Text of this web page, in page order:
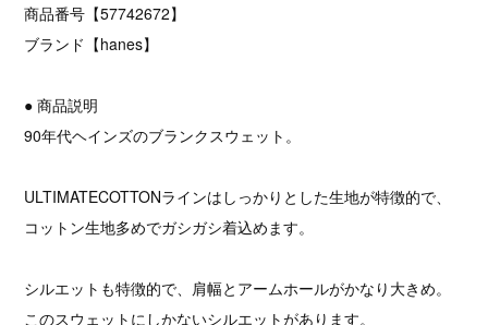
商品番号【57742672】
ブランド【hanes】
● 商品説明
90年代ヘインズのブランクスウェット。
ULTIMATECOTTONラインはしっかりとした生地が特徴的で、
コットン生地多めでガシガシ着込めます。
シルエットも特徴的で、肩幅とアームホールがかなり大きめ。
このスウェットにしかないシルエットがあります。